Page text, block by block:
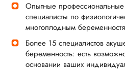
Опытные
специалисты по
многоплодным
Более 15 специалистов
беременность: есть
основании ваших